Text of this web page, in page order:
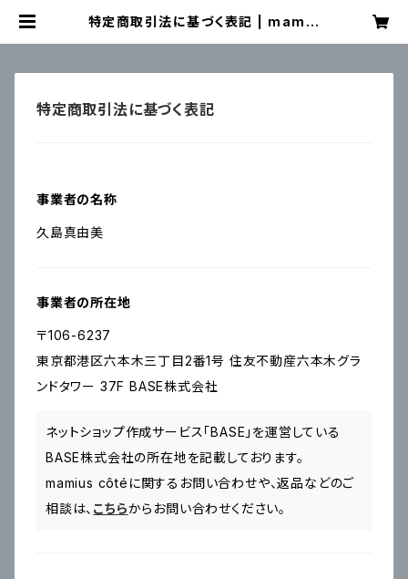
特定商取引法に基づく表記 | mamiu
特定商取引法に基づく表記
事業者の名称
久島真由美
事業者の所在地
〒106-6237
東京都港区六本木三丁目2番1号 住友不動産六本木グラ
ンドタワー 37F BASE株式会社
ネットショップ作成サービス「BASE」を運営している
BASE株式会社の所在地を記載しております。
mamius côtéに関するお問い合わせや、返品などのご
相談は、 こちらからお問い合わせください。